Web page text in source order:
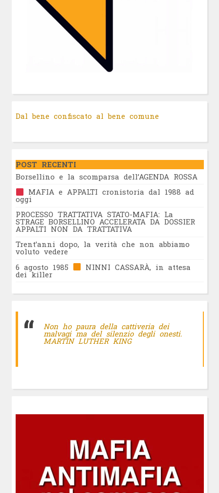
Dal bene confiscato al bene comune
POST RECENTI
Borsellino e la scomparsa dell’AGENDA ROSSA
MAFIA e APPALTI cronistoria dal 1988 ad
oggi
PROCESSO TRATTATIVA STATO-MAFIA: La
STRAGE BORSELLINO ACCELERATA DA DOSSIER
APPALTI NON DA TRATTATIVA
Trent’anni dopo, la verità che non abbiamo
voluto vedere
6 agosto 1985
NINNI CASSARÀ, in attesa
dei killer
Non ho paura della cattiveria dei
malvagi ma del silenzio degli onesti.
MARTIN LUTHER KING